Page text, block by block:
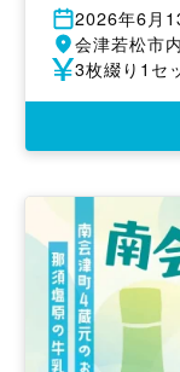
開
催
日
2026年6月
開
催
会津若松市
参 3枚綴り1セ